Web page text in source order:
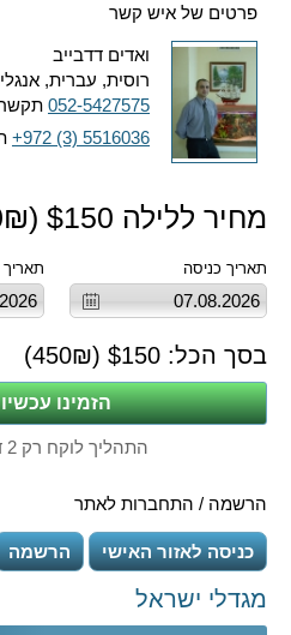
פרטים של איש קשר
ואדים דדבייב
רוסית, עברית,
052-5427575 תקשר מ -
+972 (3) 5516036
מחיר ללילה $ 150
(
₪)
תאריך כניסה תאריך
בסך הכל: $ 150
(
450₪)
התהליך לוקח רק 2 דקות
הרשמה / התחברות לאתר
כניסה לאזור האישי הרשמה
מגדלי ישראל